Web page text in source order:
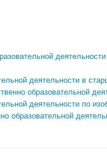
деятельности в
образовательной
деятельности по
образовательной